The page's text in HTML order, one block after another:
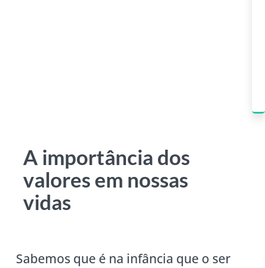
A importância dos
valores em nossas
vidas
Sabemos que é na infância que o ser